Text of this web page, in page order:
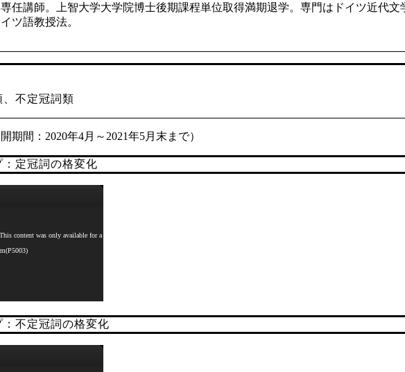
任講師。上智大学大学院博士後期課程単位取得満期退学。専門はドイツ近代
ツ語教授法。
不定冠詞類
期間：2020年4月～2021年5月末まで）
定冠詞の格変化
不定冠詞の格変化